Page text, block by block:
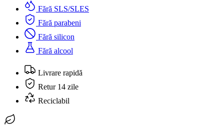
Fără SLS/SLES
Fără parabeni
Fără silicon
Fără alcool
Livrare rapidă
Retur 14 zile
Reciclabil